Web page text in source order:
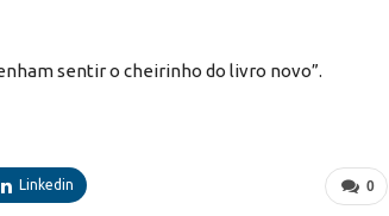
sentir o cheirinho do livro novo”.
0
Linkedin